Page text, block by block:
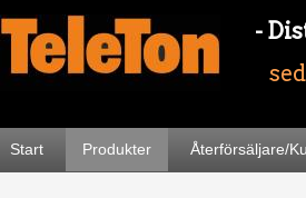
-
Start Produkter Återförsäljare/